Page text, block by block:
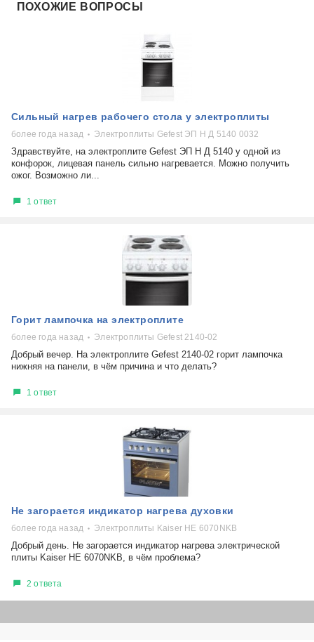
ПОХОЖИЕ ВОПРОСЫ
Сильный нагрев рабочего стола у электроплиты
более года назад Электроплиты Gefest ЭП Н Д 5140 0032
Здравствуйте, на электроплите Gefest ЭП Н Д 5140 у одной из
конфорок, лицевая панель сильно нагревается. Можно получить
ожог. Возможно ли...
1 ответ
Горит лампочка на электроплите
более года назад Электроплиты Gefest 2140-02
Добрый вечер. На электроплите Gefest 2140-02 горит лампочка
нижняя на панели, в чём причина и что делать?
1 ответ
Не загорается индикатор нагрева духовки
более года назад Электроплиты Kaiser HE 6070NKB
Добрый день. Не загорается индикатор нагрева электрической
плиты Kaiser HE 6070NKB, в чём проблема?
2 ответа